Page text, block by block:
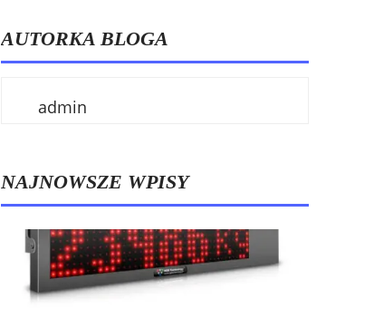
AUTORKA BLOGA
admin
NAJNOWSZE WPISY